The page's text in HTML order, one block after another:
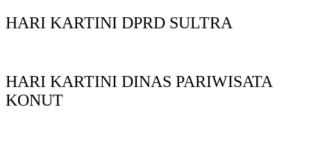
HARI KARTINI DPRD SULTRA
HARI KARTINI DINAS PARIWISATA
KONUT